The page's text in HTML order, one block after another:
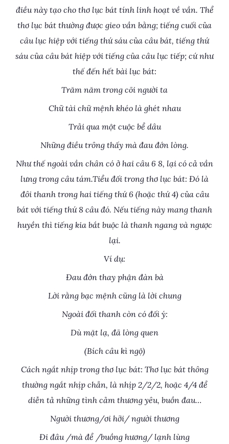
điều này tạo cho thơ lục bát tính linh hoạt về vần. Thể
thơ lục bát thường được gieo vần bằng; tiếng cuối của
câu lục hiệp với tiếng thứ sáu của câu bát, tiếng thứ
sáu của câu bát hiệp với tiếng của câu lục tiếp; cứ như
thế đến hết bài lục bát:
Trăm năm trong cõi người ta
Chữ tài chữ mệnh khéo là ghét nhau
Trải qua một cuộc bể dâu
Những điều trông thấy mà đau đớn lòng.
Như thế ngoài vần chân có ở hai câu 6 8, lại có cả vần
lưng trong câu tám.Tiểu đối trong thơ lục bát: Đó là
đôi thanh trong hai tiếng thứ 6 (hoặc thứ 4) của câu
bát với tiếng thứ 8 câu đó. Nếu tiếng này mang thanh
huyền thì tiếng kia bắt buộc là thanh ngang và ngược
lại.
Ví dụ:
Đau đớn thay phận đàn bà
Lời rằng bạc mệnh cũng là lời chung
Ngoài đối thanh còn có đối ý:
Dù mặt lạ, đã lòng quen
(Bích câu kì ngộ)
Cách ngắt nhịp trong thơ lục bát: Thơ lục bát thông
thường ngắt nhịp chẵn, là nhịp 2/2/2, hoặc 4/4 để
diễn tả những tình cảm thương yêu, buồn đau…
Người thương/ơi hỡi/ người thương
Đi đâu /mà để /buồng hương/ lạnh lùng